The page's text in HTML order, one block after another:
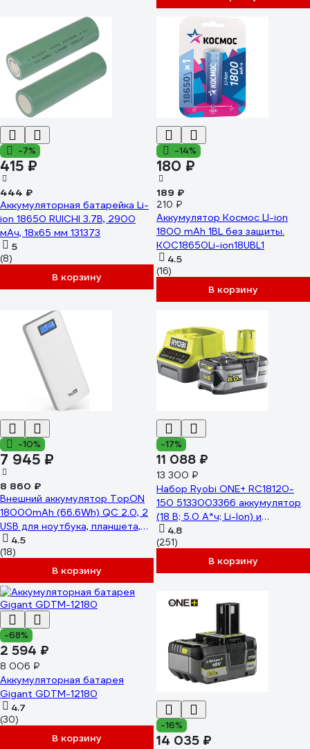
-7%
415 ₽
444 ₽
Аккумуляторная батарейка Li-
ion 18650 RUICHI 3.7В, 2900
мАч, 18x65 мм 131373
5
(8)
В корзину
-14%
180 ₽
189 ₽
210 ₽
Аккумулятор Космос LI-ion
1800 mAh 1BL без защиты.
KOC18650Li-ion18UBL1
4.5
(16)
В корзину
-10%
7 945 ₽
8 860 ₽
Внешний аккумулятор TopON
18000mAh (66.6Wh) QC 2.0, 2
USB для ноутбука, планшета,
смартфона и аккумулятора
авто. Белый TOP-T72/W
4.5
(18)
В корзину
-17%
11 088 ₽
13 300 ₽
Набор Ryobi ONE+ RC18120-
150 5133003366 аккумулятор
(18 В; 5.0 А*ч; Li-Ion) и
зарядное устройство RC18120
4.8
(251)
В корзину
-68%
2 594 ₽
8 006 ₽
Аккумуляторная батарея
Gigant GDTM-12180
4.7
(30)
В корзину
-16%
14 035 ₽